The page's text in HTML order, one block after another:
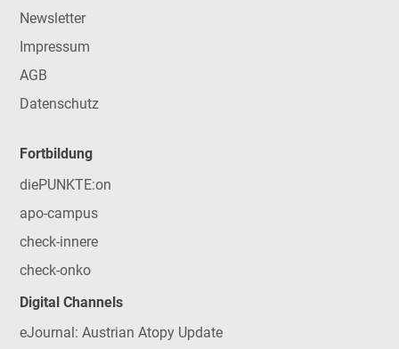
Newsletter
Impressum
AGB
Datenschutz
Fortbildung
diePUNKTE:on
apo-campus
check-innere
check-onko
Digital Channels
eJournal: Austrian Atopy Update